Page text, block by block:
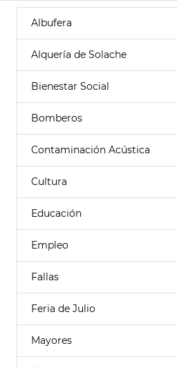
Albufera
Alquería de Solache
Bienestar Social
Bomberos
Contaminación Acústica
Cultura
Educación
Empleo
Fallas
Feria de Julio
Mayores